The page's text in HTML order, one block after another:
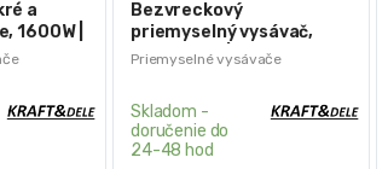
a
1600W |
Priemyselné vysávače
Bezvreckový
priemyselný vysávač,
2000W, 9L | KD5149
Skladom -
doručenie do
24-48 hod